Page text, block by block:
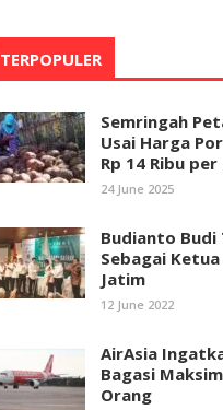
TERPOPULER
Semringah
Usai Harga
Rp 14 Ribu per
24 June 2025
Budianto Budi
Sebagai Ketua
Jatim
12 June 2022
AirAsia
Bagasi
Orang